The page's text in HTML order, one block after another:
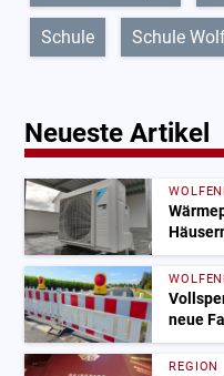
Schule Schule
Neueste Artikel
neue
REGION